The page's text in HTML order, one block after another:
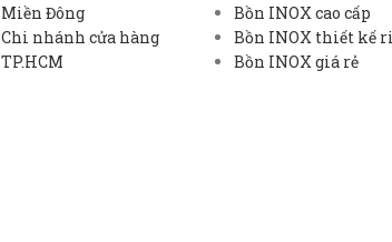
Miền Đông
Chi nhánh cửa hàng
TP.HCM
Bồn INOX cao cấp
Bồn INOX thiết kế
Bồn INOX giá rẻ